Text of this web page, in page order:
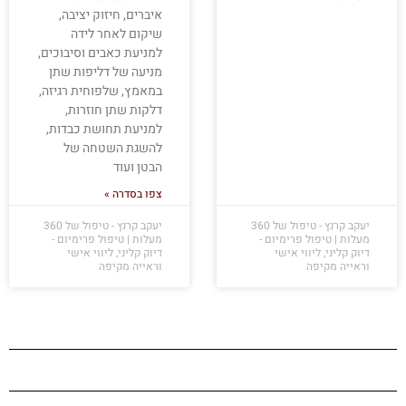
יעקב קרנץ - טיפול של 360
מעלות | טיפול פרימיום -
דיוק קליני, ליווי אישי
וראייה מקיפה
איברים, חיזוק יציבה,
שיקום לאחר לידה
למניעת כאבים וסיבוכים,
מניעה של דליפות שתן
במאמץ, שלפוחית רגיזה,
דלקות שתן חוזרות,
למניעת תחושת כבדות,
להשגת השטחה של
הבטן ועוד
צפו בסדרה »
יעקב קרנץ - טיפול של 360
מעלות | טיפול פרימיום -
דיוק קליני, ליווי אישי
וראייה מקיפה